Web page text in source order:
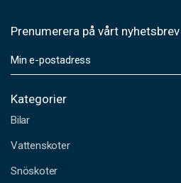
Prenumerera på vårt nyhetsbrev
-
o
t
a
r
Kategorier
Bilar
Vattenskoter
Snöskoter